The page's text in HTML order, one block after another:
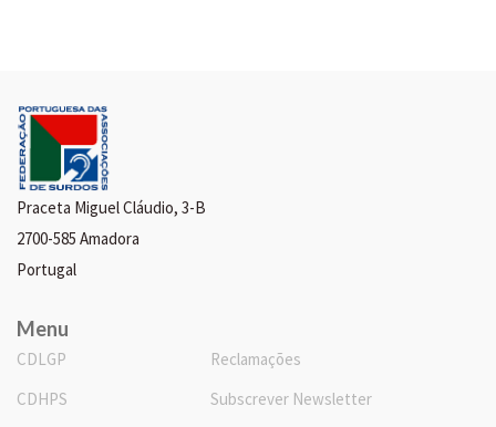
Praceta Miguel Cláudio, 3-B
2700-585 Amadora
Portugal
Menu
CDLGP
CDHPS
Reclamações
Subscrever Newsletter